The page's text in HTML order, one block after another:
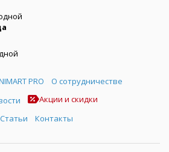
PRO
О сотрудничестве
Акции и скидки
Статьи Контакты